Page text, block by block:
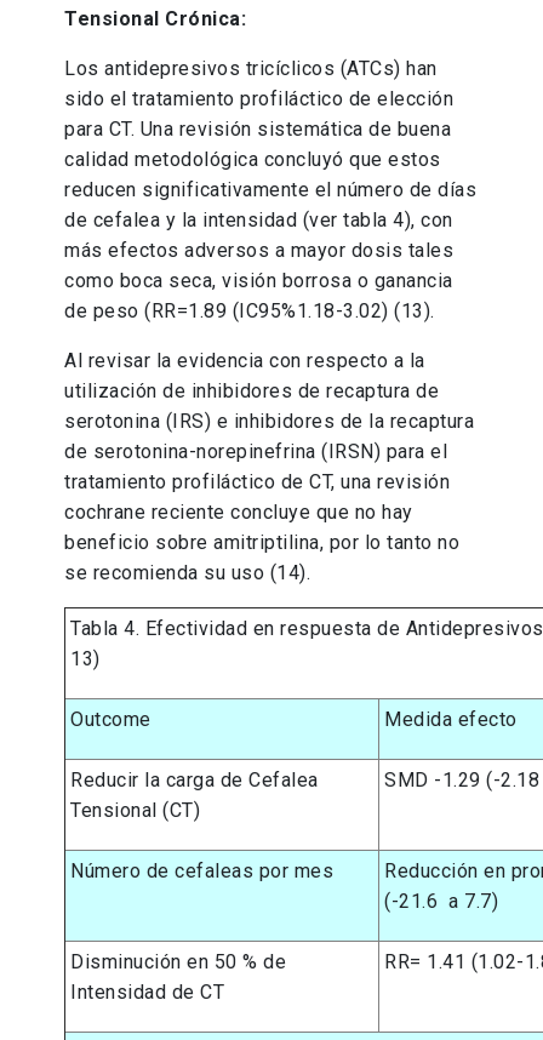
Tensional Crónica:
Los antidepresivos tricíclicos (ATCs) han
sido el tratamiento profiláctico de elección
para CT. Una revisión sistemática de buena
calidad metodológica concluyó que estos
reducen significativamente el número de días
de cefalea y la intensidad (ver tabla 4), con
más efectos adversos a mayor dosis tales
como boca seca, visión borrosa o ganancia
de peso (RR=1.89 (IC95%1.18-3.02) (13).
Al revisar la evidencia con respecto a la
utilización de inhibidores de recaptura de
serotonina (IRS) e inhibidores de la recaptura
de serotonina-norepinefrina (IRSN) para el
tratamiento profiláctico de CT, una revisión
cochrane reciente concluye que no hay
beneficio sobre amitriptilina, por lo tanto no
se recomienda su uso (14).
Tabla 4. Efectividad en respuesta de
13)
Outcome Medida efecto
Reducir la carga de Cefalea
Tensional (CT)
SMD -1.29 (-
Número de cefaleas por mes
Reducción en
(-21.6 a 7.7)
Disminución en 50 % de
Intensidad de CT
RR= 1.41 (1.02-